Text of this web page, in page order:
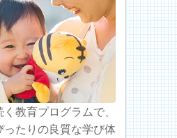
教育プログラムで、
ったりの良質な学び体